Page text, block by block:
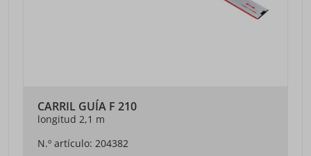
CARRIL GUÍA F 210
longitud 2,1 m
N.º artículo: 204382